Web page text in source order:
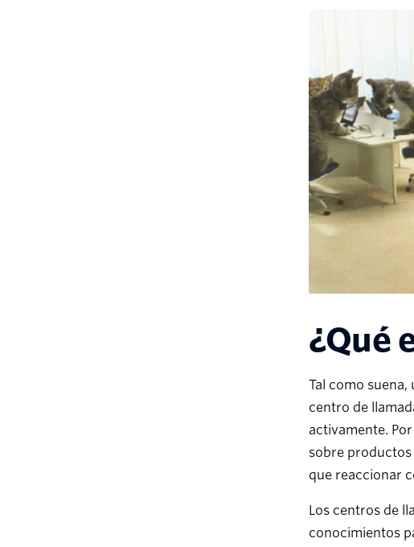
¿Qué
Tal como
centro de
activamente.
sobre productos
que reaccionar
Los centros de
conocimientos